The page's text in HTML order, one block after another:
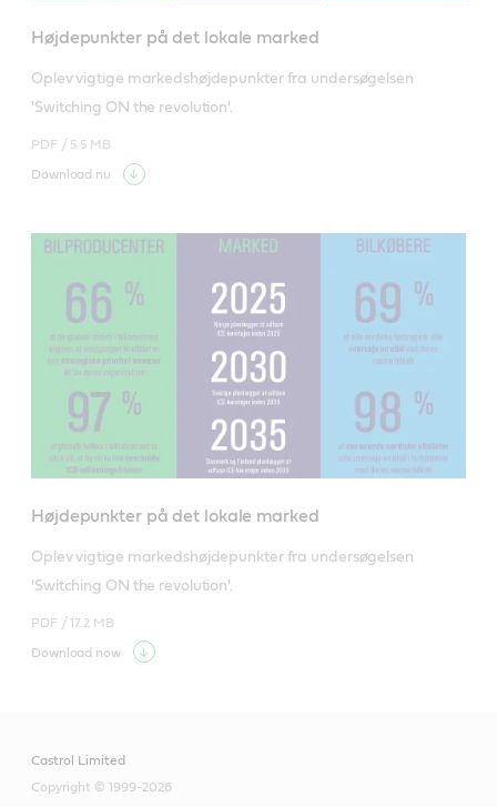
Højdepunkter på det lokale marked
Oplev vigtige markedshøjdepunkter fra undersøgelsen
'Switching ON the revolution'.
PDF / 5.5 MB
Download nu
Højdepunkter på det lokale marked
Oplev vigtige markedshøjdepunkter fra undersøgelsen
'Switching ON the revolution'.
PDF /17.2 MB
Download now
Castrol Limited
Copyright © 1999-2026